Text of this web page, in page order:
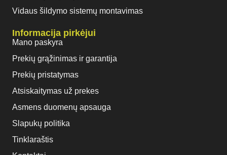
Vidaus šildymo sistemų montavimas
Informacija pirkėjui
Mano paskyra
Prekių grąžinimas ir garantija
Prekių pristatymas
Atsiskaitymas už prekes
Asmens duomenų apsauga
Slapukų politika
Tinklaraštis